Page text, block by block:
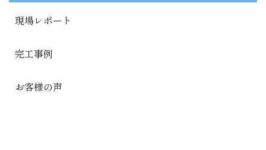
現場レポート
完工事例
お客様の声